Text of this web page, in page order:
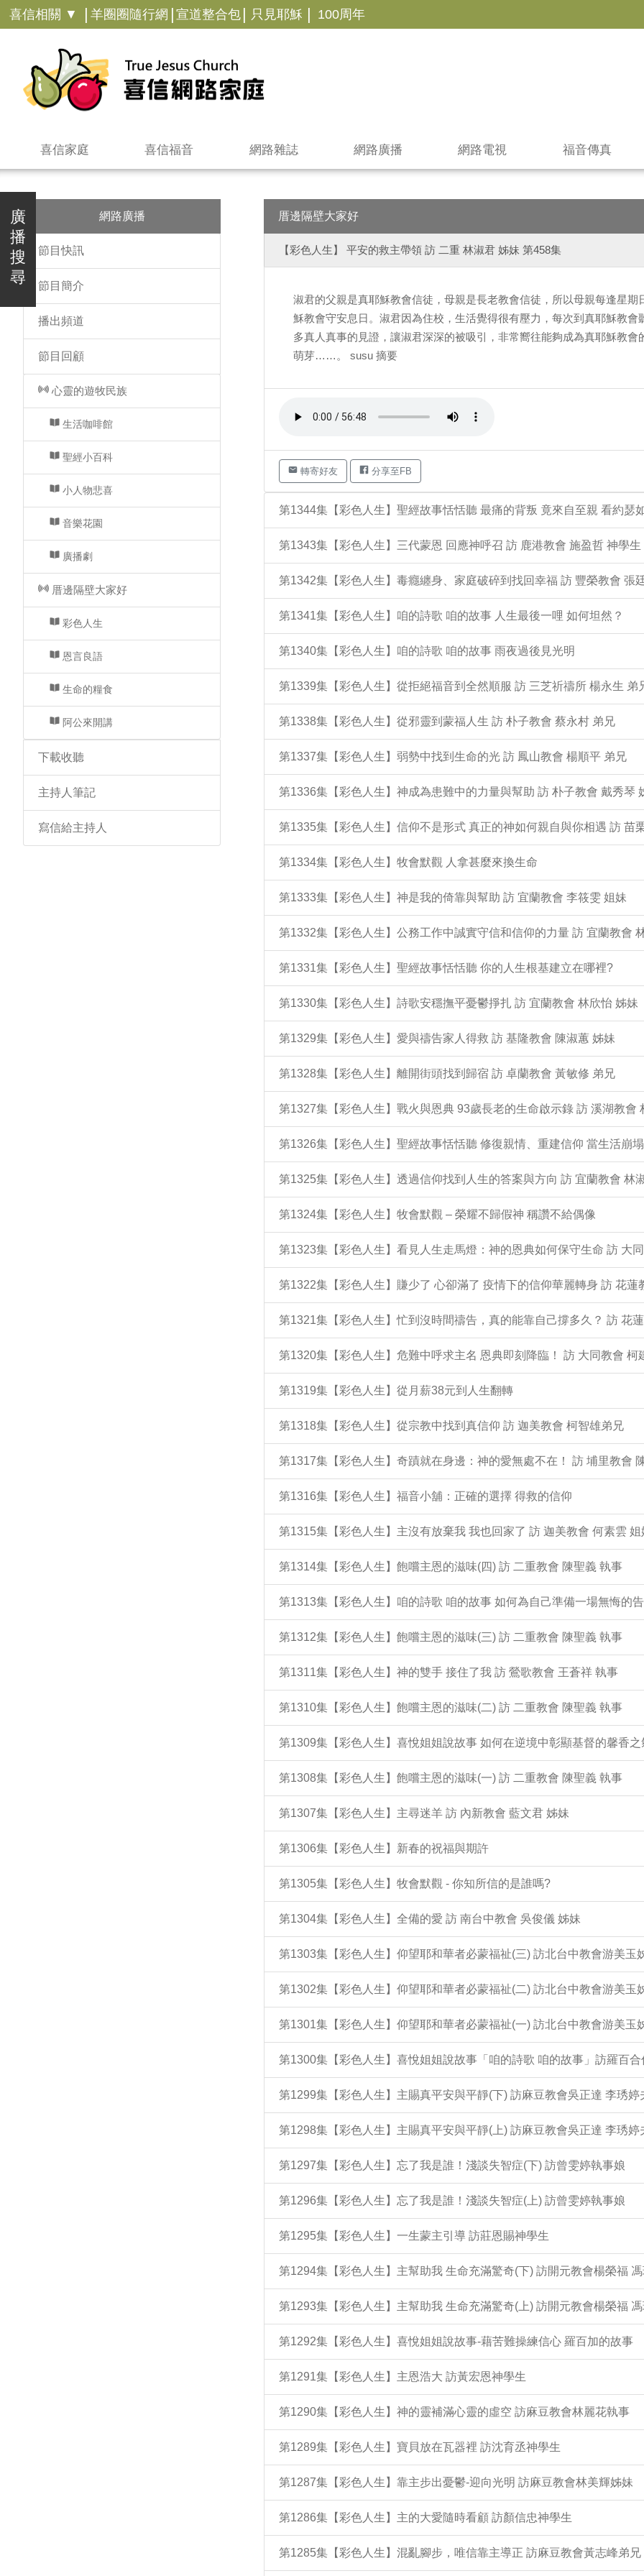
喜信相關 ▼ | 羊圈圈隨行網 | 宣道整合包 | 只見耶穌 | 100周年
喜信家庭 喜信福音 網路雜誌 網路廣播 網路電視 福音傳真
廣
播
搜
尋
網路廣播
節目快訊
節目簡介
播出頻道
節目回顧
心靈的遊牧民族
生活咖啡館
聖經小百科
小人物悲喜
音樂花園
廣播劇
厝邊隔壁大家好
彩色人生
恩言良語
生命的糧食
阿公來開講
下載收聽
主持人筆記
寫信給主持人
厝邊隔壁大家好
【彩色人生】 平安的救主帶領 訪 二重 林淑君 姊妹 第458集
淑君的父親是真耶穌教會信徒，母親是長老教會信徒，所以母親每逢星
穌教會守安息日。淑君因為住校，生活覺得很有壓力，每次到真耶穌教
多真人真事的見證，讓淑君深深的被吸引，非常嚮往能夠成為真耶穌教
萌芽……。 susu 摘要
轉寄好友 分享至FB
第1344集【彩色人生】聖經故事恬恬聽 最痛的背叛 竟來自至親 看約瑟
第1343集【彩色人生】三代蒙恩 回應神呼召 訪 鹿港教會 施盈哲 神學生
第1342集【彩色人生】毒癮纏身、家庭破碎到找回幸福 訪 豐榮教會 張
第1341集【彩色人生】咱的詩歌 咱的故事 人生最後一哩 如何坦然？
第1340集【彩色人生】咱的詩歌 咱的故事 雨夜過後見光明
第1339集【彩色人生】從拒絕福音到全然順服 訪 三芝祈禱所 楊永生 弟
第1338集【彩色人生】從邪靈到蒙福人生 訪 朴子教會 蔡永村 弟兄
第1337集【彩色人生】弱勢中找到生命的光 訪 鳳山教會 楊順平 弟兄
第1336集【彩色人生】神成為患難中的力量與幫助 訪 朴子教會 戴秀琴
第1335集【彩色人生】信仰不是形式 真正的神如何親自與你相遇 訪 苗
第1334集【彩色人生】牧會默觀 人拿甚麼來換生命
第1333集【彩色人生】神是我的倚靠與幫助 訪 宜蘭教會 李筱雯 姐妹
第1332集【彩色人生】公務工作中誠實守信和信仰的力量 訪 宜蘭教會
第1331集【彩色人生】聖經故事恬恬聽 你的人生根基建立在哪裡?
第1330集【彩色人生】詩歌安穩撫平憂鬱掙扎 訪 宜蘭教會 林欣怡 姊妹
第1329集【彩色人生】愛與禱告家人得救 訪 基隆教會 陳淑蕙 姊妹
第1328集【彩色人生】離開街頭找到歸宿 訪 卓蘭教會 黃敏修 弟兄
第1327集【彩色人生】戰火與恩典 93歲長老的生命啟示錄 訪 溪湖教會
第1326集【彩色人生】聖經故事恬恬聽 修復親情、重建信仰 當生活崩
第1325集【彩色人生】透過信仰找到人生的答案與方向 訪 宜蘭教會 林
第1324集【彩色人生】牧會默觀 – 榮耀不歸假神 稱讚不給偶像
第1323集【彩色人生】看見人生走馬燈：神的恩典如何保守生命 訪 大
第1322集【彩色人生】賺少了 心卻滿了 疫情下的信仰華麗轉身 訪 花蓮
第1321集【彩色人生】忙到沒時間禱告，真的能靠自己撐多久？ 訪 花
第1320集【彩色人生】危難中呼求主名 恩典即刻降臨！ 訪 大同教會 柯
第1319集【彩色人生】從月薪38元到人生翻轉
第1318集【彩色人生】從宗教中找到真信仰 訪 迦美教會 柯智雄弟兄
第1317集【彩色人生】奇蹟就在身邊：神的愛無處不在！ 訪 埔里教會
第1316集【彩色人生】福音小舖：正確的選擇 得救的信仰
第1315集【彩色人生】主沒有放棄我 我也回家了 訪 迦美教會 何素雲 姐
第1314集【彩色人生】飽嚐主恩的滋味(四) 訪 二重教會 陳聖義 執事
第1313集【彩色人生】咱的詩歌 咱的故事 如何為自己準備一場無悔的
第1312集【彩色人生】飽嚐主恩的滋味(三) 訪 二重教會 陳聖義 執事
第1311集【彩色人生】神的雙手 接住了我 訪 鶯歌教會 王蒼祥 執事
第1310集【彩色人生】飽嚐主恩的滋味(二) 訪 二重教會 陳聖義 執事
第1309集【彩色人生】喜悅姐姐說故事 如何在逆境中彰顯基督的馨香之
第1308集【彩色人生】飽嚐主恩的滋味(一) 訪 二重教會 陳聖義 執事
第1307集【彩色人生】主尋迷羊 訪 內新教會 藍文君 姊妹
第1306集【彩色人生】新春的祝福與期許
第1305集【彩色人生】牧會默觀 - 你知所信的是誰嗎?
第1304集【彩色人生】全備的愛 訪 南台中教會 吳俊儀 姊妹
第1303集【彩色人生】仰望耶和華者必蒙福祉(三) 訪北台中教會游美玉
第1302集【彩色人生】仰望耶和華者必蒙福祉(二) 訪北台中教會游美玉
第1301集【彩色人生】仰望耶和華者必蒙福祉(一) 訪北台中教會游美玉
第1300集【彩色人生】喜悅姐姐說故事「咱的詩歌 咱的故事」訪羅百合
第1299集【彩色人生】主賜真平安與平靜(下) 訪麻豆教會吳正達 李琇婷
第1298集【彩色人生】主賜真平安與平靜(上) 訪麻豆教會吳正達 李琇婷
第1297集【彩色人生】忘了我是誰！淺談失智症(下) 訪曾雯婷執事娘
第1296集【彩色人生】忘了我是誰！淺談失智症(上) 訪曾雯婷執事娘
第1295集【彩色人生】一生蒙主引導 訪莊恩賜神學生
第1294集【彩色人生】主幫助我 生命充滿驚奇(下) 訪開元教會楊榮福
第1293集【彩色人生】主幫助我 生命充滿驚奇(上) 訪開元教會楊榮福
第1292集【彩色人生】喜悅姐姐說故事-藉苦難操練信心 羅百加的故事
第1291集【彩色人生】主恩浩大 訪黃宏恩神學生
第1290集【彩色人生】神的靈補滿心靈的虛空 訪麻豆教會林麗花執事
第1289集【彩色人生】寶貝放在瓦器裡 訪沈育丞神學生
第1287集【彩色人生】靠主步出憂鬱-迎向光明 訪麻豆教會林美輝姊妹
第1286集【彩色人生】主的大愛隨時看顧 訪顏信忠神學生
第1285集【彩色人生】混亂腳步，唯信靠主導正 訪麻豆教會黃志峰弟兄